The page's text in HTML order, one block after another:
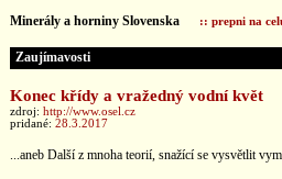
Minerály a horniny Slovenska :: prepni na
Zaujímavosti
Konec křídy a vražedný vodní květ
zdroj: http://www.osel.cz
pridané: 28.3.2017
...aneb Další z mnoha teorií, snažící se vysvětlit